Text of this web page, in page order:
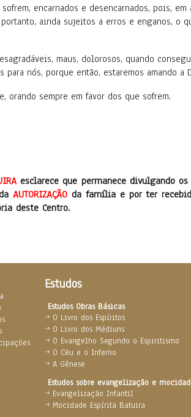
encarnados e desencarnados, pois,
ainda sujeitos a erros e enganos, o
maus, dolorosos, quando
para nós, porque então, estaremos amando
orando sempre em favor dos que sofrem.
esclarece que permanece divulgando
AUTORIZAÇÃOda família e por ter
deste Centro.
Estudos
Estudos Obras Básicas
O Livro dos Espíritos
O Livro dos Médiuns
O Evangelho Segundo o Espiritismo
O Céu e o Inferno
A Gênese
Estudos sobre evangelização e
Evangelização Infantil
Mocidade Espírita Batuira